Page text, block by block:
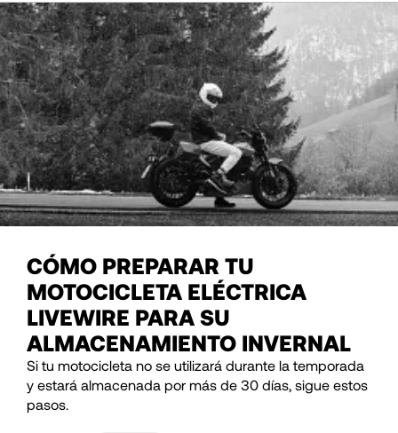
CÓMO PREPARAR TU
MOTOCICLETA ELÉCTRICA
LIVEWIRE PARA SU
ALMACENAMIENTO INVERNAL
Si tu motocicleta no se utilizará durante la temporada
y estará almacenada por más de 30 días, sigue estos
pasos.